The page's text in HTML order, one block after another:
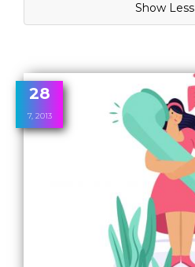
Show Less
28
7, 2013